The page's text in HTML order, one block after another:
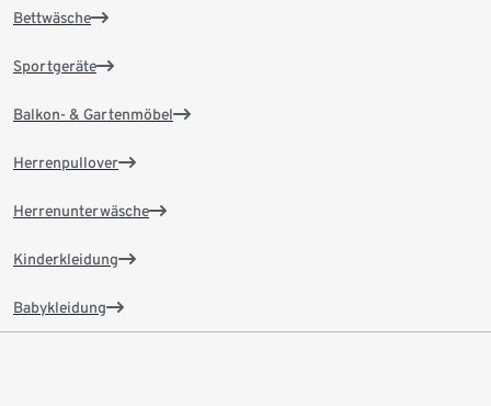
Bettwäsche
Sportgeräte
Balkon- & Gartenmöbel
Herrenpullover
Herrenunterwäsche
Kinderkleidung
Babykleidung